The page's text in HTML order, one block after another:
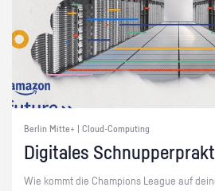
Berlin Mitte+ | Cloud-Computing
Di­gi­ta­les
Wie kommt die Cham­pi­ons Le­ague auf